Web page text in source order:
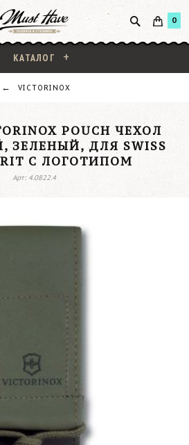
0
КАТАЛОГ
VICTORINOX
POUCH ЧЕХОЛ
ДЛЯ SWISS
С ЛОГОТИПОМ
Арт: 4.0822.4